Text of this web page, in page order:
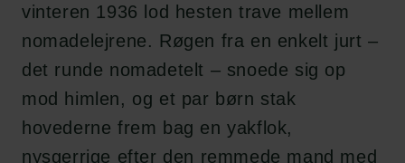
vinteren 1936 lod hesten trave mellem
nomadelejrene. Røgen fra en enkelt jurt –
det runde nomadetelt – snoede sig op
mod himlen, og et par børn stak
hovederne frem bag en yakflok,
nysgerrige efter den remmede mand med